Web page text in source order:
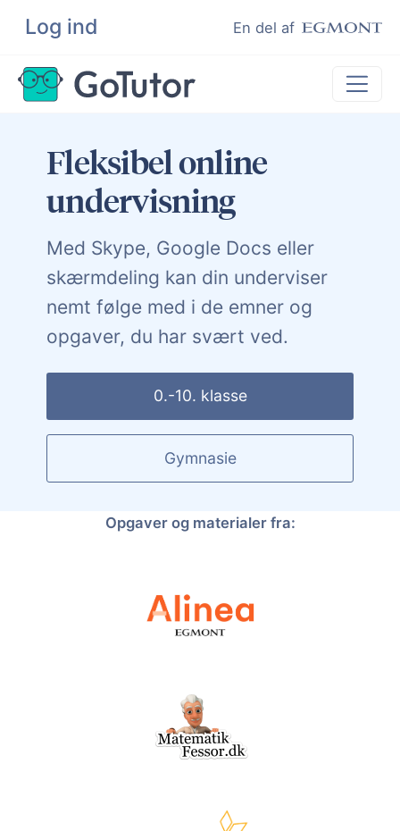
Log ind En del af
Søg
Lektiehjælp
Eksamenshjælp
Hjælp til ordblinde
Kundeudtalelser
Undervisere
Fleksibel online
undervisning
Med Skype, Google Docs eller
skærmdeling kan din underviser
nemt følge med i de emner og
opgaver, du har svært ved.
0.-10. klasse
Gymnasie
Opgaver og materialer fra: